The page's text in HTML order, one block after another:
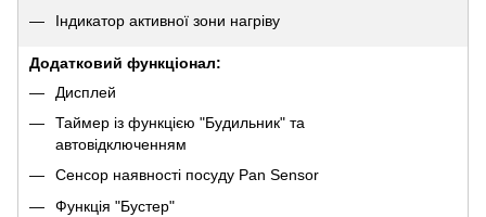
Індикатор активної зони нагріву
Додатковий функціонал:
Дисплей
Таймер із функцією "Будильник" та
автовідключенням
Сенсор наявності посуду Pan Sensor
Функція "Бустер"